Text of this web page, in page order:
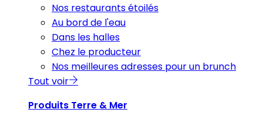
Nos restaurants étoilés
Au bord de l'eau
Dans les halles
Chez le producteur
Nos meilleures adresses pour un brunch
Tout voir
Produits Terre & Mer